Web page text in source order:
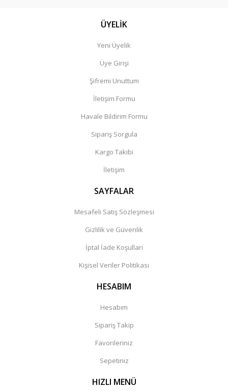
ÜYELİK
Yeni Üyelik
Üye Girişi
Şifremi Unuttum
İletişim Formu
Havale Bildirim Formu
Sipariş Sorgula
Kargo Takibi
İletişim
SAYFALAR
Mesafeli Satış Sözleşmesi
Gizlilik ve Güvenlik
İptal İade Koşullari
Kişisel Veriler Politikası
HESABIM
Hesabım
Sipariş Takip
Favorileriniz
Sepetiniz
HIZLI MENÜ